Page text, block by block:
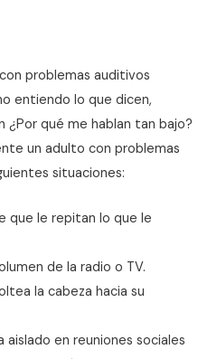
problemas auditivos
entiendo lo que dicen,
¿Por qué me hablan tan bajo?
un adulto con problemas
situaciones:
que le repitan lo que le
de la radio o TV.
la cabeza hacia su
en reuniones sociales